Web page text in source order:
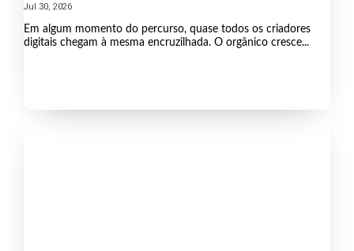
Jul 30, 2026
Em algum momento do percurso, quase todos os criadores
digitais chegam à mesma encruzilhada. O orgânico cresce...